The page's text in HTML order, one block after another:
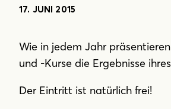
17. JUNI 2015
Wie in jedem Jahr
und -Kurse die Ergebnisse
Der Eintritt ist natürlich frei!